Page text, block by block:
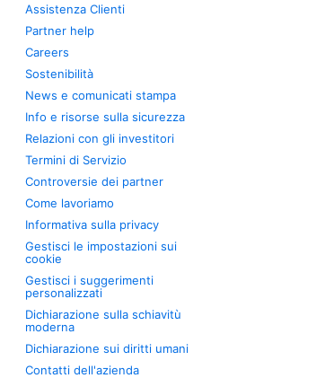
Assistenza Clienti
Partner help
Careers
Sostenibilità
News e comunicati stampa
Info e risorse sulla sicurezza
Relazioni con gli investitori
Termini di Servizio
Controversie dei partner
Come lavoriamo
Informativa sulla privacy
Gestisci le impostazioni sui
cookie
Gestisci i suggerimenti
personalizzati
Dichiarazione sulla schiavitù
moderna
Dichiarazione sui diritti umani
Contatti dell'azienda